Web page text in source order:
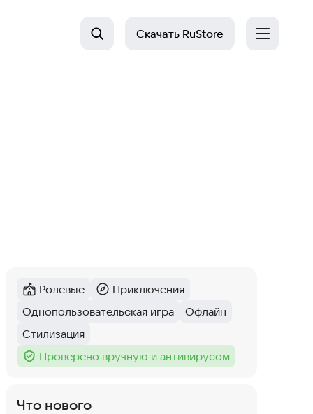
Скачать RuStore
Категория:
Ролевые
Категория:
Приключения
Тег:
Однопользовательская игра
Тег:
Офлайн
Тег:
Стилизация
Тег :
Проверено вручную и антивирусом
Что нового